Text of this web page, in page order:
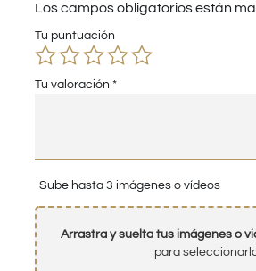
Los campos obligatorios están
Tu puntuación
Tu valoración *
Sube hasta 3 imágenes o vídeos
Arrastra y suelta tus imágenes o
para